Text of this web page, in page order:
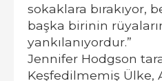
sokaklara bırakıyor,
başka birinin
yankılanıyordur.”
Jennifer Hodgson
Keşfedilmemiş Ülke,